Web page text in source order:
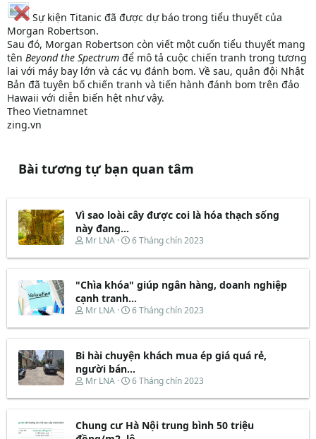
Sự kiện Titanic đã được dự báo trong tiểu thuyết của
Morgan Robertson.
Sau đó, Morgan Robertson còn viết một cuốn tiểu thuyết mang
tên Beyond the Spectrum để mô tả cuộc chiến tranh trong tương
lai với máy bay lớn và các vụ đánh bom. Về sau, quân đội Nhật
Bản đã tuyên bố chiến tranh và tiến hành đánh bom trên đảo
Hawaii với diễn biến hệt như vậy.
Theo Vietnamnet
zing.vn
Bài tương tự bạn quan tâm
Vì sao loài cây được coi là hóa thạch sống
này đang...
T
r
a
d
s
a
r
Mr LNA
N
à
b
t
ầ
6 Tháng chín 2023
"Chìa khóa" giúp ngân hàng, doanh nghiệp
cạnh tranh...
T
r
a
d
s
a
t
e
Mr LNA
N
à
b
t
ầ
6 Tháng chín 2023
Bi hài chuyện khách mua ép giá quá rẻ,
người bán...
T
r
a
d
Mr LNA
N
à
b
ắ
6 Tháng chín 2023
Chung cư Hà Nội trung bình 50 triệu